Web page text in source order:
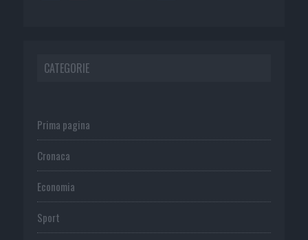
CATEGORIE
Prima pagina
Cronaca
Economia
Sport